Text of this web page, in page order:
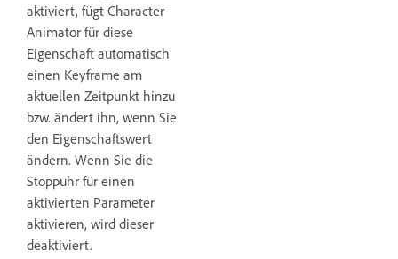
aktiviert, fügt Character
Animator für diese
Eigenschaft automatisch
einen Keyframe am
aktuellen Zeitpunkt hinzu
bzw. ändert ihn, wenn Sie
den Eigenschaftswert
ändern. Wenn Sie die
Stoppuhr für einen
aktivierten Parameter
aktivieren, wird dieser
deaktiviert.